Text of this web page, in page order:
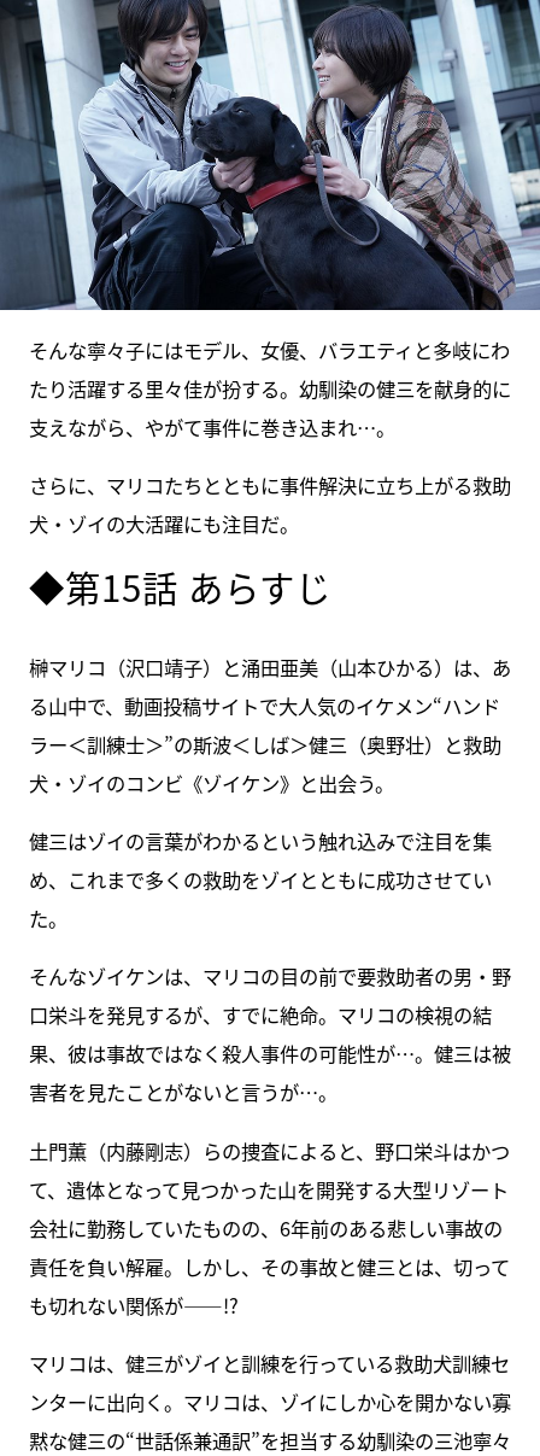
そんな寧々子にはモデル、女優、バラエティと多岐にわ
たり活躍する里々佳が扮する。幼馴染の健三を献身的に
支えながら、やがて事件に巻き込まれ…。
さらに、マリコたちとともに事件解決に立ち上がる救助
犬・ゾイの大活躍にも注目だ。
◆第15話 あらすじ
榊マリコ（沢口靖子）と涌田亜美（山本ひかる）は、あ
る山中で、動画投稿サイトで大人気のイケメン“ハンド
ラー＜訓練士＞”の斯波＜しば＞健三（奥野壮）と救助
犬・ゾイのコンビ《ゾイケン》と出会う。
健三はゾイの言葉がわかるという触れ込みで注目を集
め、これまで多くの救助をゾイとともに成功させてい
た。
そんなゾイケンは、マリコの目の前で要救助者の男・野
口栄斗を発見するが、すでに絶命。マリコの検視の結
果、彼は事故ではなく殺人事件の可能性が…。健三は被
害者を見たことがないと言うが…。
土門薫（内藤剛志）らの捜査によると、野口栄斗はかつ
て、遺体となって見つかった山を開発する大型リゾート
会社に勤務していたものの、6年前のある悲しい事故の
責任を負い解雇。しかし、その事故と健三とは、切って
も切れない関係が――!?
マリコは、健三がゾイと訓練を行っている救助犬訓練セ
ンターに出向く。マリコは、ゾイにしか心を開かない寡
黙な健三の“世話係兼通訳”を担当する幼馴染の三池寧々